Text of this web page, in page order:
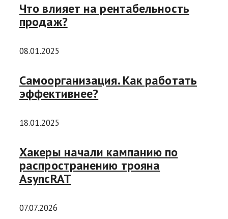
Что влияет на рентабельность
продаж?
08.01.2025
Самоорганизация. Как работать
эффективнее?
18.01.2025
Хакеры начали кампанию по
распространению трояна
AsyncRAT
07.07.2026